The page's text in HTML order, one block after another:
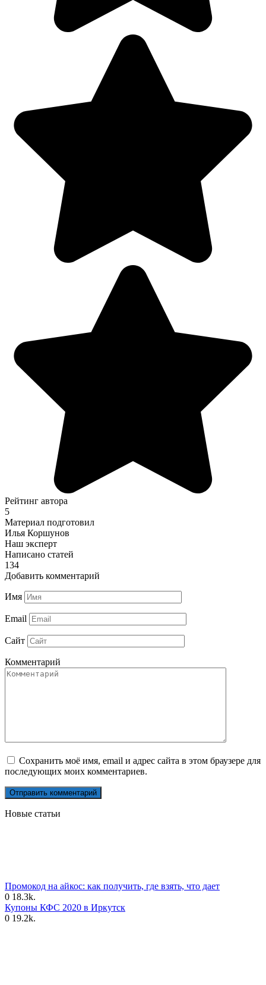
Рейтинг автора
5
Материал подготовил
Илья Коршунов
Наш эксперт
Написано статей
134
Добавить комментарий
Имя
Email
Сайт
Комментарий
Сохранить моё имя, email и адрес сайта в этом браузере для
последующих моих комментариев.
Новые статьи
Промокод на айкос: как получить, где взять, что дает
0 18.3k.
Купоны КФС 2020 в Иркутск
0 19.2k.